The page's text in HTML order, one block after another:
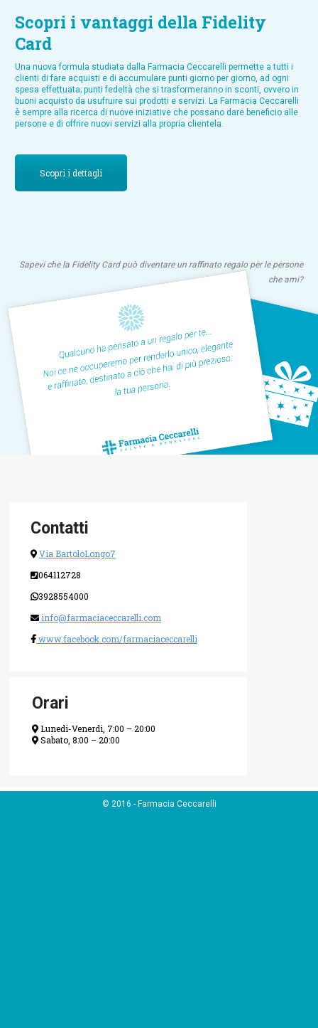
Scopri i vantaggi della Fidelity
Card
Una nuova formula studiata dalla Farmacia Ceccarelli permette a tutti i
clienti di fare acquisti e di accumulare punti giorno per giorno, ad ogni
spesa effettuata; punti fedeltà che si trasformeranno in sconti, ovvero in
buoni acquisto da usufruire sui prodotti e servizi. La Farmacia Ceccarelli
è sempre alla ricerca di nuove iniziative che possano dare beneficio alle
persone e di offrire nuovi servizi alla propria clientela.
Scopri i dettagli
Sapevi che la Fidelity Card può diventare un raffinato regalo per le persone
che ami?
Contatti
Via BartoloLongo7
064112728
3928554000
info@farmaciaceccarelli.com
www.facebook.com/farmaciaceccarelli
Orari
Lunedi-Venerdi, 7:00 – 20:00
Sabato, 8:00 – 20:00
© 2016 - Farmacia Ceccarelli